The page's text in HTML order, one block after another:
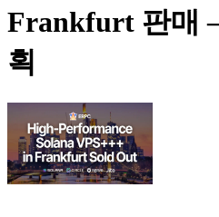
Frankfurt 판매
획